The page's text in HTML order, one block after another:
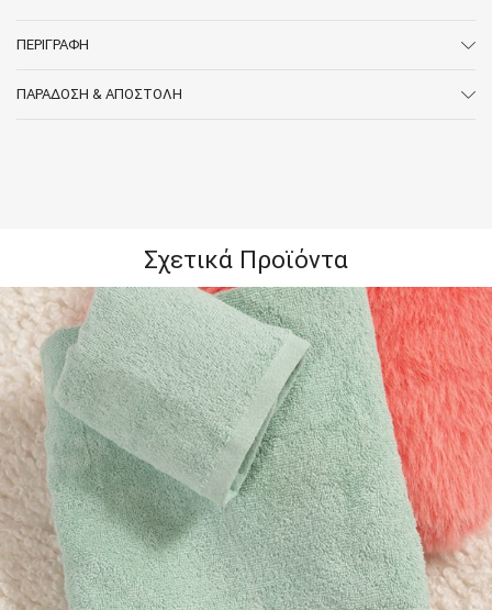
ΠΕΡΙΓΡΑΦΉ
ΠΑΡΆΔΟΣΗ & ΑΠΟΣΤΟΛΉ
Σχετικά Προϊόντα